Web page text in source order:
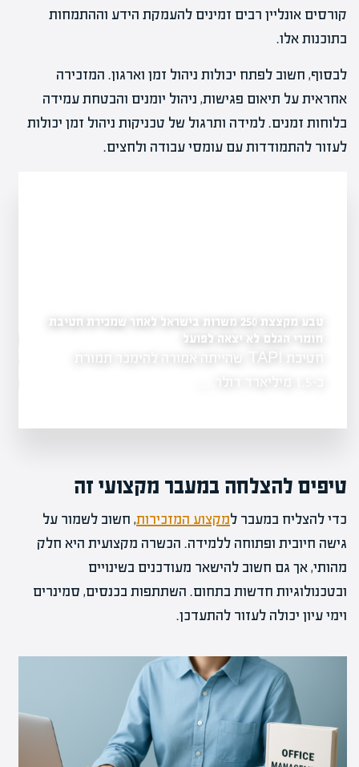
קורסים אונליין רבים זמינים להעמקת הידע וההתמחות
בתוכנות אלו.
לבסוף, חשוב לפתח יכולות ניהול זמן וארגון. המזכירה
אחראית על תיאום פגישות, ניהול יומנים והבטחת עמידה
בלוחות זמנים. למידה ותרגול של טכניקות ניהול זמן יכולות
לעזור להתמודדות עם עומסי עבודה ולחצים.
חדשה
כאחד,
טבע מקצצת 250 משרות בישראל לאחר שמכירת חטיבת
חומרי הגלם לא יצאה לפועל
חטיבת TAPI, שהייתה אמורה להימכר תמורת
טיפים להצלחה במעבר מקצועי זה
כדי להצליח במעבר למקצוע המזכירות, חשוב לשמור על
גישה חיובית ופתוחה ללמידה. הכשרה מקצועית היא חלק
מהותי, אך גם חשוב להישאר מעודכנים בשינויים
ובטכנולוגיות חדשות בתחום. השתתפות בכנסים, סמינרים
וימי עיון יכולה לעזור להתעדכן.